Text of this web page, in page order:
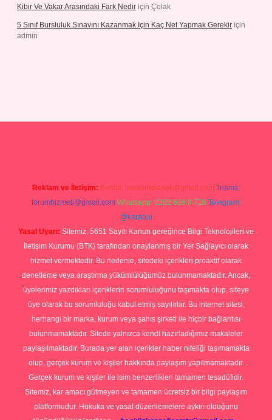
Kibir Ve Vakar Arasındaki Fark Nedir için Çolak
5 Sınıf Bursluluk Sınavını Kazanmak Için Kaç Net Yapmak Gerekir için
admin
Reklam ve İletişim: E-mail: backlinkpaneli@gmail.com Teams:
forumhizmeti@gmail.com Whatsapp: 0262 606 0 726 Telegram:
@karabul
Yasal Uyarı: Sitemiz, 5651 Sayılı Kanun gereğince Bilgi Teknolojileri ve
İletişim Kurumu (BTK) tarafından onaylanmış bir Yer Sağlayıcı olarak
hizmet vermektedir. Bu nedenle, sitedeki içerikleri proaktif olarak
denetleme veya araştırma yükümlülüğümüz bulunmamaktadır. Ancak,
üyelerimiz yazdıkları içeriklerin sorumluluğunu taşımakta olup, siteye
üye olarak bu sorumluluğu kabul etmiş sayılırlar. Bu internet sitesi,
herhangi bir marka, kurum veya şahıs şirketi ile hiçbir bağlantısı
bulunmamaktadır. Sitede yalnızca kendi hazırladığımız makaleler
paylaşılmaktadır. Burada yer alan içerikler haber niteliği taşımamakta
olup, gerçek kurum ve kişiler hakkında paylaşım yapılmamaktadır.
Gerçek kurum ve kişiler ile isim benzerlikleri tamamen tesadüfidir.
Sitemiz, kar amacı gütmeyen ve tamamen ücretsiz bir bilgi paylaşım
platformudur. Hukuka ve yasal düzenlemelere aykırı olduğunu